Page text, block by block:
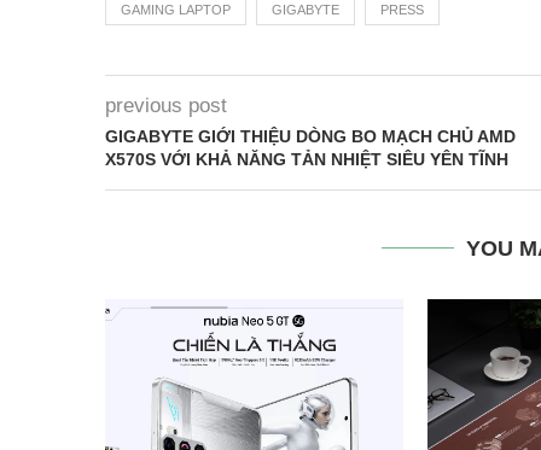
GAMING LAPTOP GIGABYTE PRESS
previous post
GIGABYTE GIỚI THIỆU DÒNG BO MẠCH CHỦ AMD
X570S VỚI KHẢ NĂNG TẢN NHIỆT SIÊU YÊN TĨNH
YOU